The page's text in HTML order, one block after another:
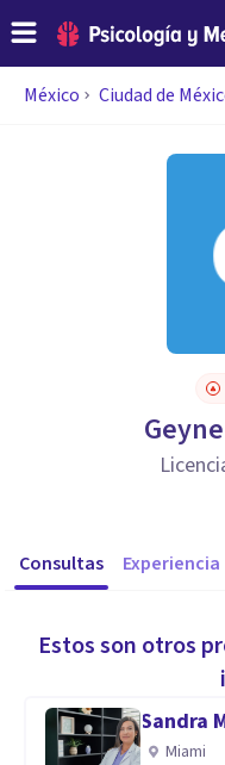
México Ciudad de
Consultas Experiencia
Estos son otros
Sandra
Miami